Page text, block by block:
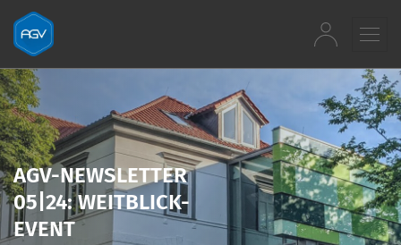
Zum Inhalt springen
AGV-NEWSLETTER
05|24: WEITBLICK-
EVENT